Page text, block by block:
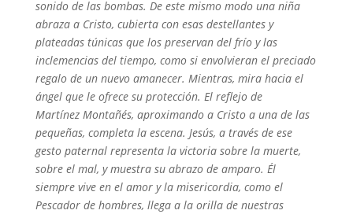
sonido de las bombas. De este mismo modo una niña
abraza a Cristo, cubierta con esas destellantes y
plateadas túnicas que los preservan del frío y las
inclemencias del tiempo, como si envolvieran el preciado
regalo de un nuevo amanecer. Mientras, mira hacia el
ángel que le ofrece su protección. El reflejo de
Martínez Montañés, aproximando a Cristo a una de las
pequeñas, completa la escena. Jesús, a través de ese
gesto paternal representa la victoria sobre la muerte,
sobre el mal, y muestra su abrazo de amparo. Él
siempre vive en el amor y la misericordia, como el
Pescador de hombres, llega a la orilla de nuestras